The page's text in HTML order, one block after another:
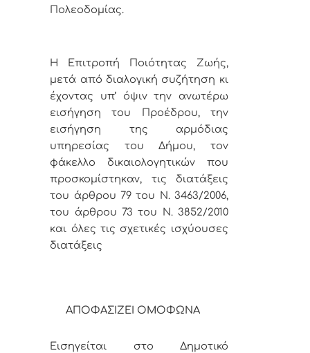
Πολεοδομίας.
Η Επιτροπή Ποιότητας Ζωής,
μετά από διαλογική συζήτηση κι
έχοντας υπ’ όψιν την ανωτέρω
εισήγηση του Προέδρου, την
εισήγηση της αρμόδιας
υπηρεσίας του Δήμου, τον
φάκελλο δικαιολογητικών που
προσκομίστηκαν, τις διατάξεις
του άρθρου 79 του Ν. 3463/2006,
του άρθρου 73 του Ν. 3852/2010
και όλες τις σχετικές ισχύουσες
διατάξεις
ΑΠΟΦΑΣΙΖΕΙ ΟΜΟΦΩΝΑ
Εισηγείται στο Δημοτικό